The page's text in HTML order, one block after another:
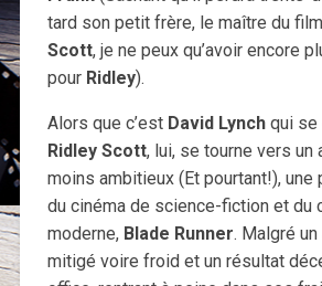
tard son petit frère, le maître du
Scott, je ne peux qu’avoir encore
pour Ridley).
Alors que c’est David Lynchqui se
Ridley Scott, lui, se tourne vers un
moins ambitieux (Et pourtant!), une
du cinéma de science-fiction et du
moderne, Blade Runner. Malgré
mitigé voire froid et un résultat